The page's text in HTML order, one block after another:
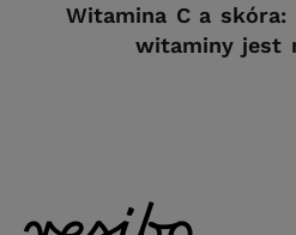
Witamina C a
witaminy jest